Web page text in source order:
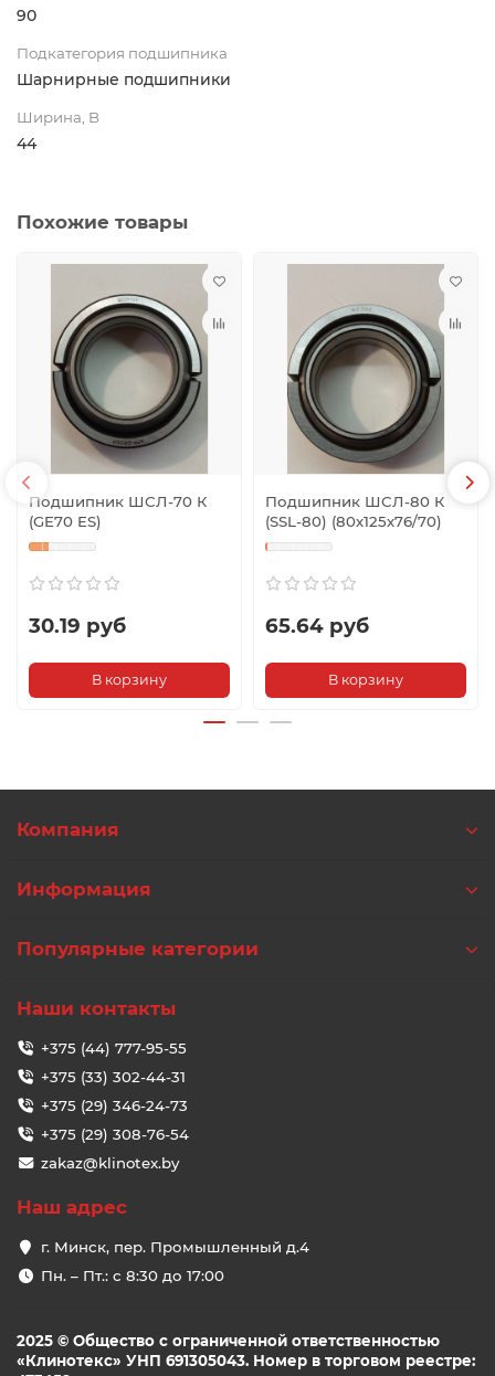
90
Подкатегория подшипника
Шарнирные подшипники
Ширина, B
44
Похожие товары
Подшипник ШСЛ-70 К
(GE70 ES)
30.19 руб
В корзину
Подшипник ШСЛ-80 К
(SSL-80) (80х125х76/70)
65.64 руб
В корзину
Компания
Информация
Популярные категории
Наши контакты
+375 (44) 777-95-55
+375 (33) 302-44-31
+375 (29) 346-24-73
+375 (29) 308-76-54
zakaz@klinotex.by
Наш адрес
г. Минск, пер. Промышленный д.4
Пн. – Пт.: с 8:30 до 17:00
2025 © Общество с ограниченной ответственностью
«Клинотекс» УНП 691305043. Номер в торговом реестре: